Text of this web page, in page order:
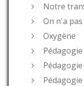
Notre
On n'a
Oxygène
Pédagogie